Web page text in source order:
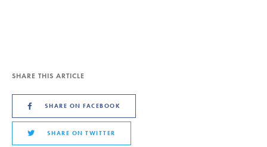
SHARE THIS ARTICLE
SHARE ON FACEBOOK
SHARE ON TWITTER